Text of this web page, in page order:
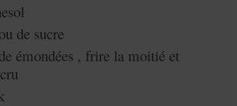
de sucre
émondées , frire la moitié et